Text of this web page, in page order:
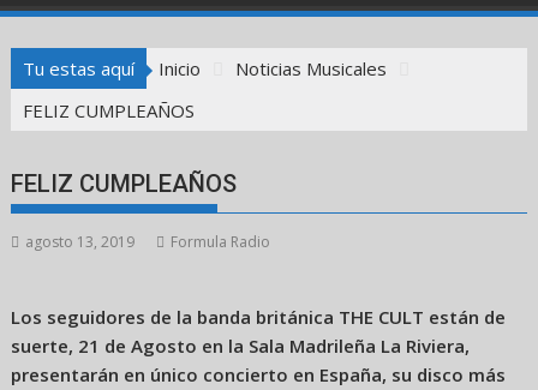
Tu estas aquí Inicio
Noticias Musicales
FELIZ CUMPLEAÑOS
FELIZ CUMPLEAÑOS
agosto 13, 2019 Formula Radio
Los seguidores de la banda británica THE CULT están de
suerte, 21 de Agosto en la Sala Madrileña La Riviera,
presentarán en único concierto en España, su disco más